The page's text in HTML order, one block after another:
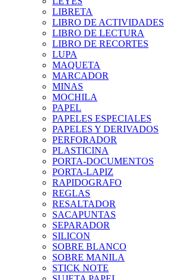
LIBRETA
LIBRO DE ACTIVIDADES
LIBRO DE LECTURA
LIBRO DE RECORTES
LUPA
MAQUETA
MARCADOR
MINAS
MOCHILA
PAPEL
PAPELES ESPECIALES
PAPELES Y DERIVADOS
PERFORADOR
PLASTICINA
PORTA-DOCUMENTOS
PORTA-LAPIZ
RAPIDOGRAFO
REGLAS
RESALTADOR
SACAPUNTAS
SEPARADOR
SILICON
SOBRE BLANCO
SOBRE MANILA
STICK NOTE